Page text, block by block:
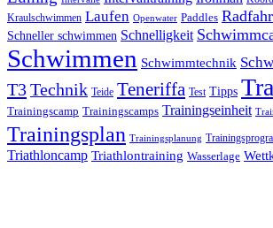
Kraulschwimmen Laufen Openwater Paddles
Schneller schwimmen Schnelligkeit
Schwimmen Schwimmtechnik
T3Technik Teide Teneriffa Test Tipps
Trainingscamp Trainingscamps Trainingseinheit
Trainingsplan Trainingsplanung
Triathloncamp Triathlontraining Wasserlage